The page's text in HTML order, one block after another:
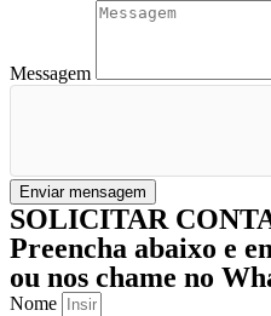
Messagem
Enviar mensagem
SOLICITAR
Preencha abaixo e
ou nos chame no
Nome